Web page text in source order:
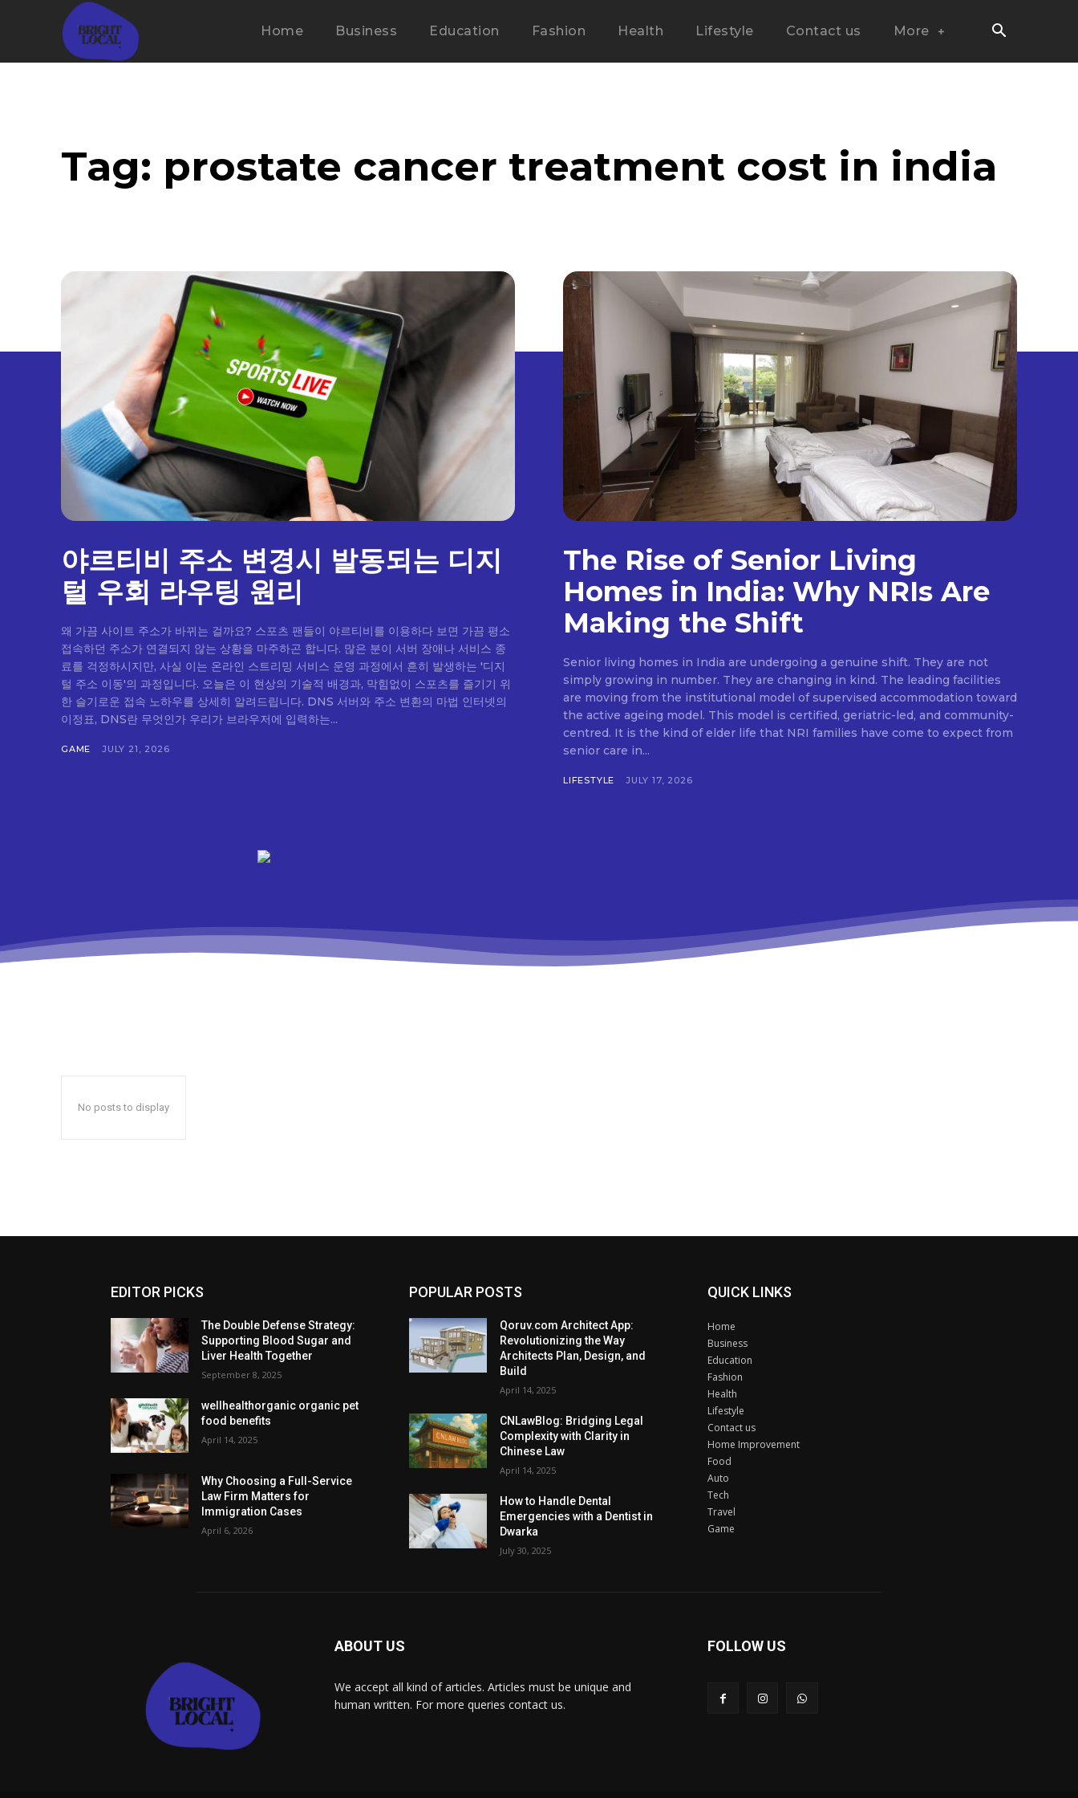
Home Business Education Fashion Health Lifestyle Contact us More
Tag: prostate cancer treatment cost in india
야르티비 주소 변경시 발동되는 디지
털 우회 라우팅 원리
왜 가끔 사이트 주소가 바뀌는 걸까요? 스포츠 팬들이 야르티비를 이용하다 보면 가끔 평소
접속하던 주소가 연결되지 않는 상황을 마주하곤 합니다. 많은 분이 서버 장애나 서비스 종
료를 걱정하시지만, 사실 이는 온라인 스트리밍 서비스 운영 과정에서 흔히 발생하는 '디지
털 주소 이동'의 과정입니다. 오늘은 이 현상의 기술적 배경과, 막힘없이 스포츠를 즐기기 위
한 슬기로운 접속 노하우를 상세히 알려드립니다. DNS 서버와 주소 변환의 마법 인터넷의
이정표, DNS란 무엇인가 우리가 브라우저에 입력하는...
GAME JULY 21, 2026
The Rise of Senior Living
Homes in India: Why NRIs Are
Making the Shift
Senior living homes in India are undergoing a genuine shift. They are not
simply growing in number. They are changing in kind. The leading facilities
are moving from the institutional model of supervised accommodation toward
the active ageing model. This model is certified, geriatric-led, and community-
centred. It is the kind of elder life that NRI families have come to expect from
senior care in...
LIFESTYLE JULY 17, 2026
No posts to display
EDITOR PICKS
The Double Defense Strategy:
Supporting Blood Sugar and
Liver Health Together
September 8, 2025
wellhealthorganic organic pet
food benefits
April 14, 2025
Why Choosing a Full-Service
Law Firm Matters for
Immigration Cases
April 6, 2026
POPULAR POSTS
Qoruv.com Architect App:
Revolutionizing the Way
Architects Plan, Design, and
Build
April 14, 2025
CNLawBlog: Bridging Legal
Complexity with Clarity in
Chinese Law
April 14, 2025
How to Handle Dental
Emergencies with a Dentist in
Dwarka
July 30, 2025
QUICK LINKS
Home
Business
Education
Fashion
Health
Lifestyle
Contact us
Home Improvement
Food
Auto
Tech
Travel
Game
ABOUT US
We accept all kind of articles. Articles must be unique and
human written. For more queries contact us.
FOLLOW US